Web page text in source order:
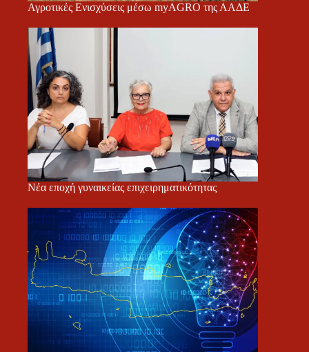
Αγροτικές Ενισχύσεις μέσω myAGRO της ΑΑΔΕ
Νέα εποχή γυναικείας επιχειρηματικότητας